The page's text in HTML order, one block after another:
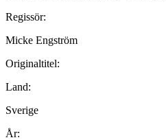
Regissör:
Micke Engström
Originaltitel:
Land:
Sverige
År: